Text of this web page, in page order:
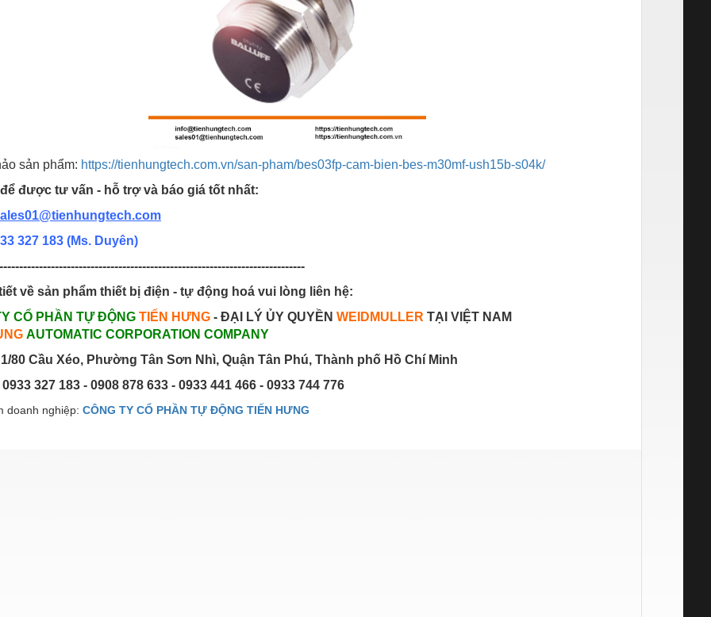
sản phẩm: https://tienhungtech.com.vn/san-pham/bes03fp-cam-bien-bes-m30mf-ush15b-s04k/
được tư vấn - hỗ trợ và báo giá tốt nhất:
327 183 (Ms. Duyên)
về sản phẩm thiết bị điện - tự động hoá vui lòng liên hệ:
CỔ PHẦN TỰ ĐỘNG TIẾN HƯNG - ĐẠI LÝ ỦY QUYỀN WEIDMULLER TẠI VIỆT NAM
AUTOMATIC CORPORATION COMPANY
1/80 Cầu Xéo, Phường Tân Sơn Nhì, Quận Tân Phú, Thành phố Hồ Chí Minh
0933 327 183 - 0908 878 633 - 0933 441 466 - 0933 744 776
doanh nghiệp: CÔNG TY CỔ PHẦN TỰ ĐỘNG TIẾN HƯNG